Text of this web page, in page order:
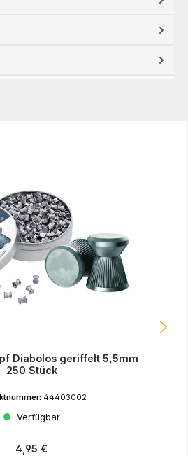
Diabolos geriffelt 5,5mm
250 Stück
44403002
Verfügbar
Regulärer Preis:
4,95 €